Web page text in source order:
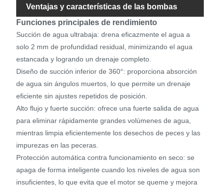
Ventajas y características de las bombas
sumergibles
Funciones principales de rendimiento
Succión de agua ultrabaja: drena eficazmente el agua a
solo 2 mm de profundidad residual, minimizando el agua
estancada y logrando un drenaje completo.
Diseño de succión inferior de 360°: proporciona absorción
de agua sin ángulos muertos, lo que permite un drenaje
eficiente sin ajustes repetidos de posición.
Alto flujo y fuerte succión: ofrece una fuerte salida de agua
para eliminar rápidamente grandes volúmenes de agua,
mientras limpia eficientemente los desechos de peces y las
impurezas en las peceras.
Protección automática contra funcionamiento en seco: se
apaga de forma inteligente cuando los niveles de agua son
insuficientes, lo que evita que el motor se queme y mejora